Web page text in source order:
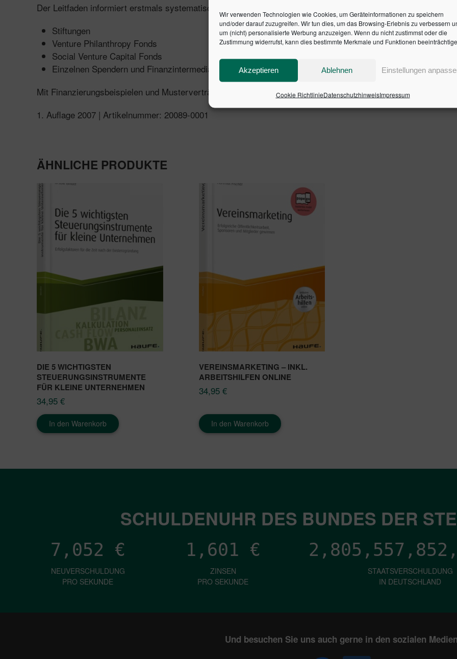
Wir verwenden Technologien wie Cookies, um Geräteinformationen zu speichern
und/oder darauf zuzugreifen. Wir tun dies, um das Browsing-Erlebnis zu verbessern
um (nicht) personalisierte Werbung anzuzeigen. Wenn du nicht zustimmst oder die
Zustimmung widerrufst, kann dies bestimmte Merkmale und Funktionen
Akzeptieren Ablehnen Einstellungen
Cookie RichtlinieDatenschutzhinweisImpressum
Der Leitfaden informiert erstmals systematisch über die verschiedenen Finanzierungsmöglichkeiten -auch
Stiftungen
Venture Philanthropy Fonds
Social Venture Capital Fonds
Einzelnen Spendern und Finanzintermediären
Mit Finanzierungsbeispielen und Musterverträgen.
1. Auflage 2007 | Artikelnummer: 20089-0001
ÄHNLICHE PRODUKTE
DIE 5 WICHTIGSTEN
STEUERUNGSINSTRUMENTE
FÜR KLEINE UNTERNEHMEN
34,95 €
In den Warenkorb
VEREINSMARKETING – INKL.
ARBEITSHILFEN ONLINE
34,95 €
In den Warenkorb
SCHULDENUHR DES BUNDES DER
7,052 €
NEUVERSCHULDUNG
PRO SEKUNDE
1,601 €
ZINSEN
PRO SEKUNDE
STAATSVERSCHULDUNG
IN DEUTSCHLAND
Und besuchen Sie uns auch gerne in den sozialen